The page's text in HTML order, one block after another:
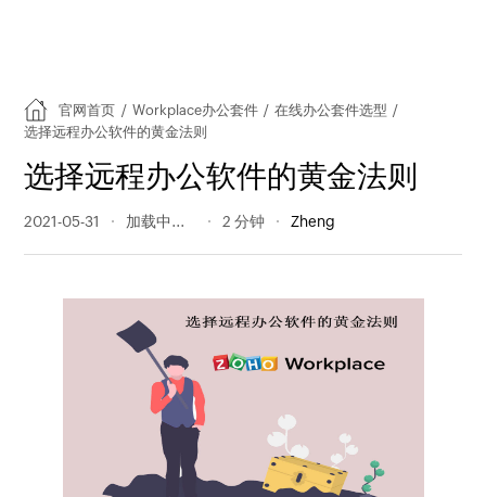
官网首页 / Workplace办公套件 / 在线办公套件选型 /
选择远程办公软件的黄金法则
选择远程办公软件的黄金法则
2021-05-31 181 阅读量 2 分钟 Zheng